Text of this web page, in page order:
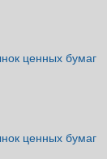
ценных бумаг
ценных бумаг